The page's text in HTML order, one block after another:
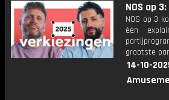
NOS op
NOS op 3
één
grootste
14-10-